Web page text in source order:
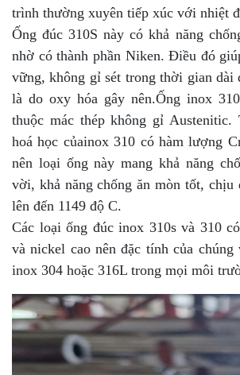
trình thường xuyên tiếp xúc với nhiệt
Ống đúc 310S này có khả năng
nhờ có thành phần Niken. Điều đó
vững, không gỉ sét trong thời gian dài
là do oxy hóa gây nên.Ống inox
thuộc mác thép không gỉ Austenitic.
hoá học củainox 310 có hàm lượng
nên loại ống này mang khả năng
vời, khả năng chống ăn mòn tốt, chịu
lên đến 1149 độ C.
Các loại ống đúc inox 310s và 310
và nickel cao nên đặc tính của
inox 304 hoặc 316L trong mọi môi